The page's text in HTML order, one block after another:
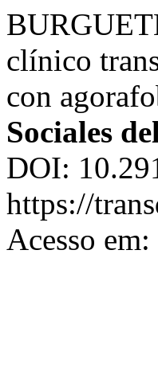
clínico
con
Sociales
DOI:
https://
Acesso